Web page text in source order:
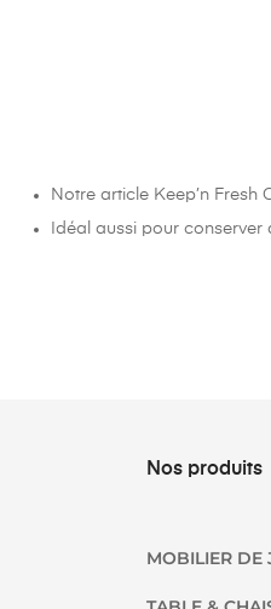
Notre article Keep’n
Idéal aussi pour
Nos produits
MOBILIER DE